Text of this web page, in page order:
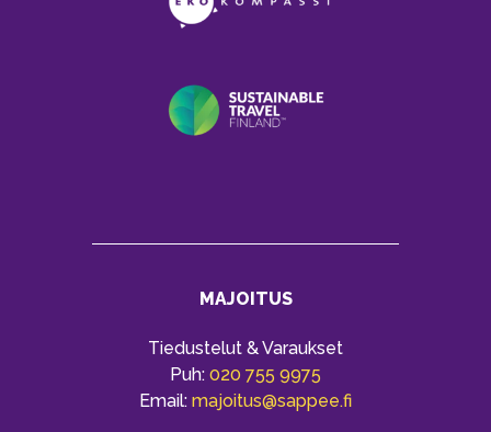
MAJOITUS
Tiedustelut & Varaukset
Puh: 020 755 9975
Email: majoitus@sappee.fi